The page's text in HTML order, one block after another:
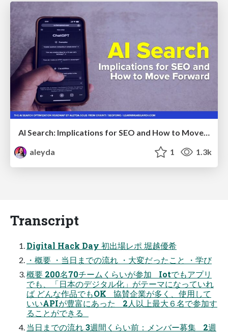
aleyda
1 1.3k
Transcript
Digital Hack Day 初出場レポ 堀越優希
・概要 ・当日までの流れ ・大変だったこと ・学び
概要 200名70チームくらいが参加 Iotでもアプリ
でも、「日本のデジタル化」がテーマになっていれ
ば どんな作品でもOK 協賛企業が多く、使用して
いいAPIが豊富にあった 2人以上最大６名で参加す
ることができる
当日までの流れ 3週間くらい前：メンバー募集 2週